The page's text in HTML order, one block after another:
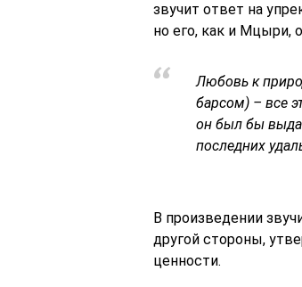
звучит ответ на
но его, как и Мцыри,
Любовь к
барсом) – все
он был бы
последних
В произведении
другой стороны,
ценности.